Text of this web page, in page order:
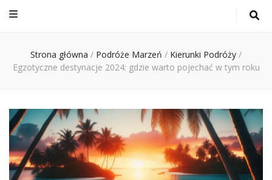
– Turystyka
Ciebie
Strona główna / Podróże Marzeń / Kierunki Podróży /
Egzotyczne destynacje 2024: gdzie warto pojechać w tym roku